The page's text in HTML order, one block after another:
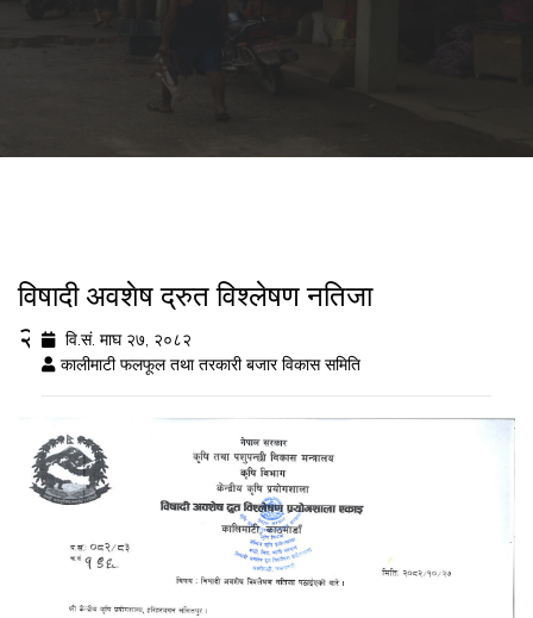
विषादी अवशेष द्रुत विश्लेषण नतिजा
२०८२/१०/२७
वि.सं. माघ २७, २०८२
कालीमाटी फलफूल तथा तरकारी बजार विकास समिति